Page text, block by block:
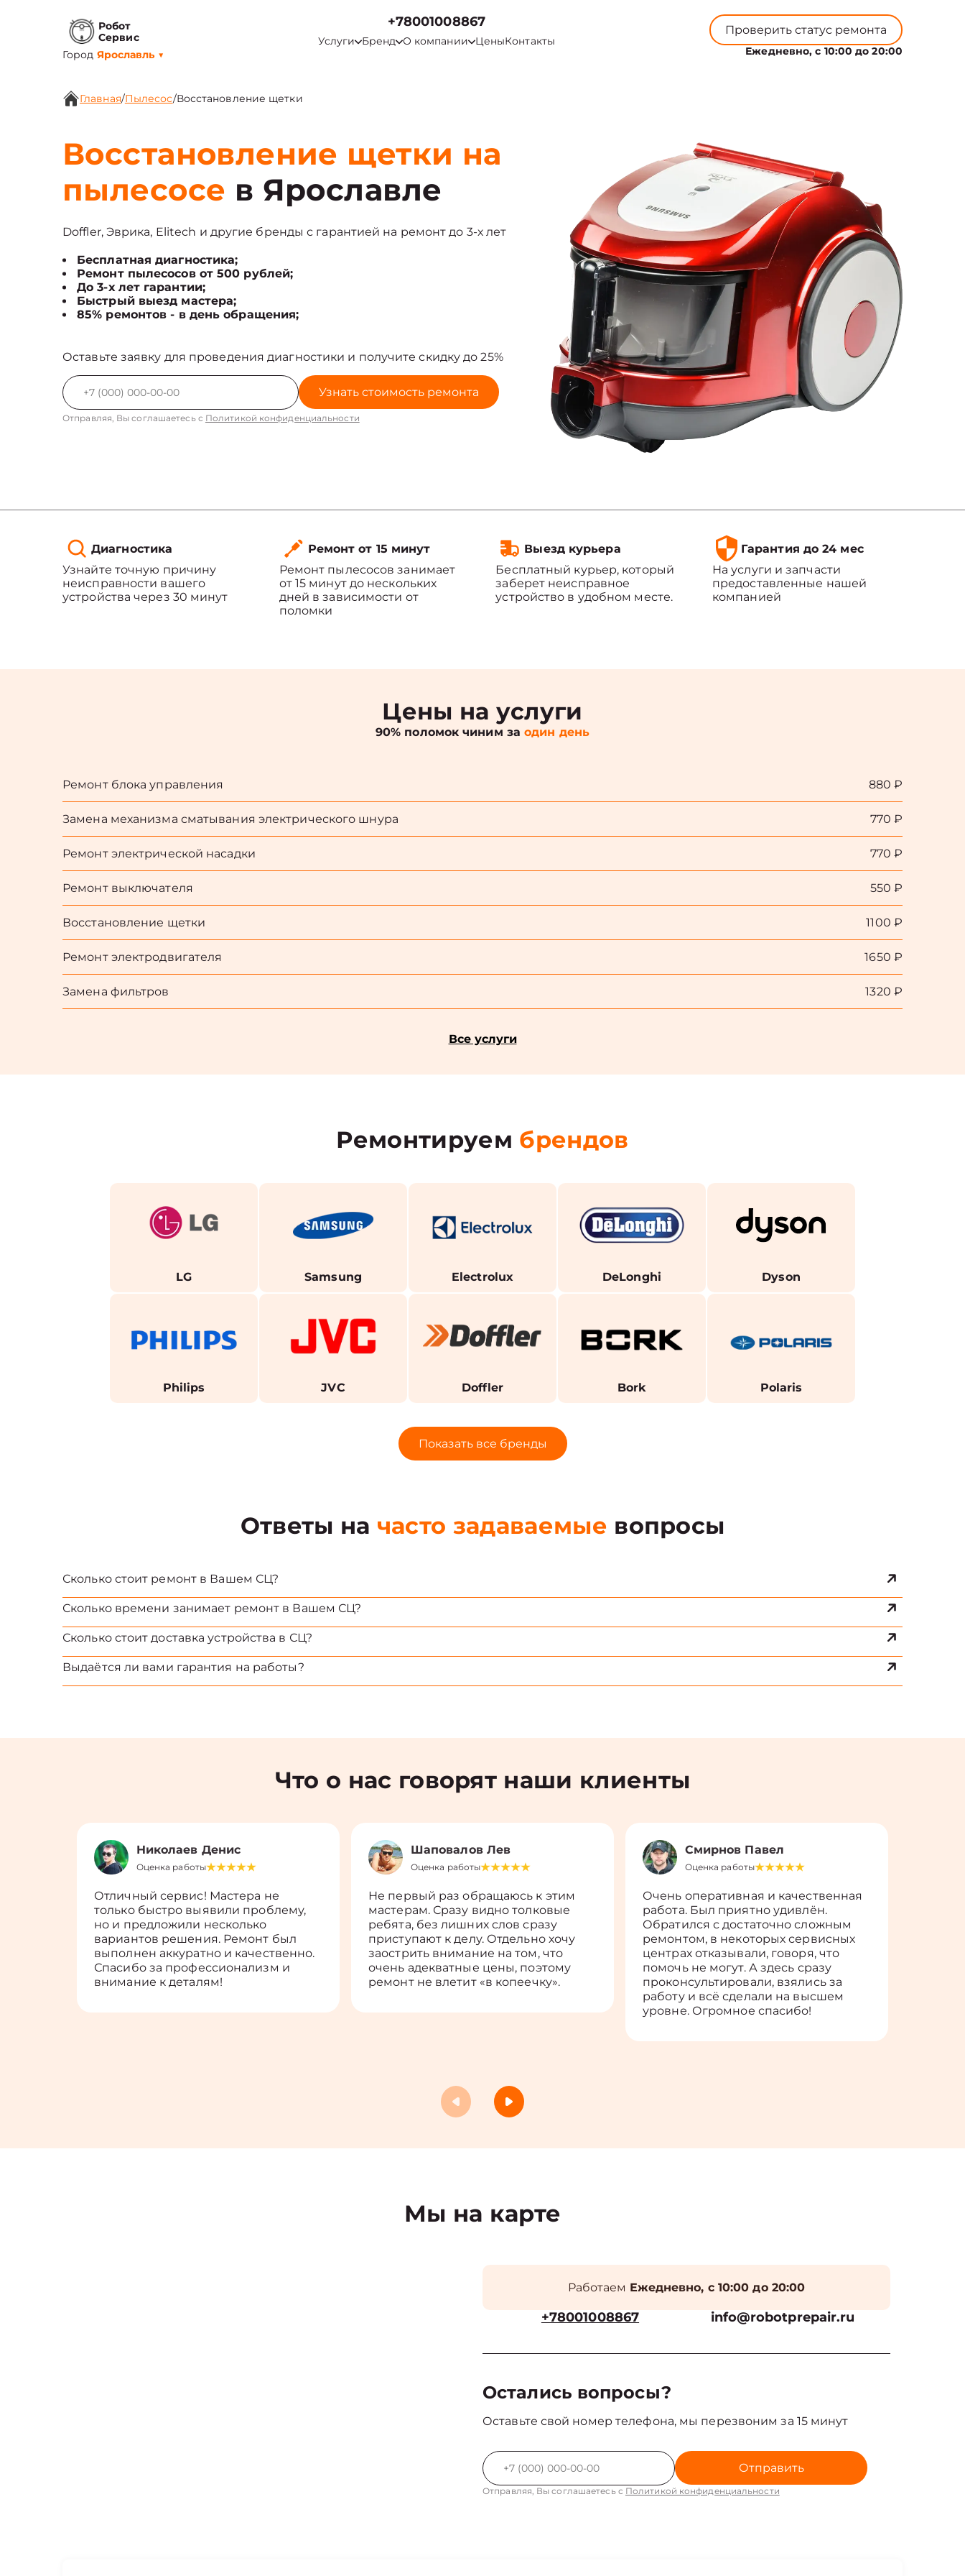
Робот
Сервис
Город Ярославль ▼
+78001008867
Услуги Бренд О компании ЦеныКонтакты
Проверить статус ремонта
Ежедневно, с 10:00 до 20:00
Главная/Пылесос/Восстановление щетки
Восстановление щетки на
пылесосе в Ярославле
Doffler, Эврика, Elitech и другие бренды с гарантией на ремонт до 3-х лет
Бесплатная диагностика;
Ремонт пылесосов от 500 рублей;
До 3-х лет гарантии;
Быстрый выезд мастера;
85% ремонтов - в день обращения;
Оставьте заявку для проведения диагностики и получите скидку до 25%
Узнать стоимость ремонта
Отправляя, Вы соглашаетесь с Политикой конфиденциальности
Диагностика
Узнайте точную причину
неисправности вашего
устройства через 30 минут
Ремонт от 15 минут
Ремонт пылесосов занимает
от 15 минут до нескольких
дней в зависимости от
поломки
Выезд курьера
Бесплатный курьер, который
заберет неисправное
устройство в удобном месте.
Гарантия до 24 мес
На услуги и запчасти
предоставленные нашей
компанией
Цены на услуги
90% поломок чиним заодин день
Ремонт блока управления 880 ₽
Замена механизма сматывания электрического шнура 770 ₽
Ремонт электрической насадки 770 ₽
Ремонт выключателя 550 ₽
Восстановление щетки 1100 ₽
Ремонт электродвигателя 1650 ₽
Замена фильтров 1320 ₽
Все услуги
Ремонтируем брендов
LG Samsung Electrolux DeLonghi Dyson
Philips JVC Doffler Bork Polaris
Показать все бренды
Ответы на часто задаваемые вопросы
Сколько стоит ремонт в Вашем СЦ?
Сколько времени занимает ремонт в Вашем СЦ?
Сколько стоит доставка устройства в СЦ?
Выдаётся ли вами гарантия на работы?
Что о нас говорят наши клиенты
Николаев Денис
Оценка работы
Отличный сервис! Мастера не
только быстро выявили проблему,
но и предложили несколько
вариантов решения. Ремонт был
выполнен аккуратно и качественно.
Спасибо за профессионализм и
внимание к деталям!
Шаповалов Лев
Оценка работы
Не первый раз обращаюсь к этим
мастерам. Сразу видно толковые
ребята, без лишних слов сразу
приступают к делу. Отдельно хочу
заострить внимание на том, что
очень адекватные цены, поэтому
ремонт не влетит «в копеечку».
Смирнов Павел
Оценка работы
Очень оперативная и качественная
работа. Был приятно удивлён.
Обратился с достаточно сложным
ремонтом, в некоторых сервисных
центрах отказывали, говоря, что
помочь не могут. А здесь сразу
проконсультировали, взялись за
работу и всё сделали на высшем
уровне. Огромное спасибо!
Мы на карте
Работаем Ежедневно, с 10:00 до 20:00
+78001008867 info@robotprepair.ru
Остались вопросы?
Оставьте свой номер телефона, мы перезвоним за 15 минут
Отправить
Отправляя, Вы соглашаетесь с Политикой конфиденциальности